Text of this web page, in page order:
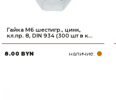
Гайка М6 шестигр., цинк,
кл.пр. 8, DIN 934 (300 шт в к...
8.00 BYN наличие: